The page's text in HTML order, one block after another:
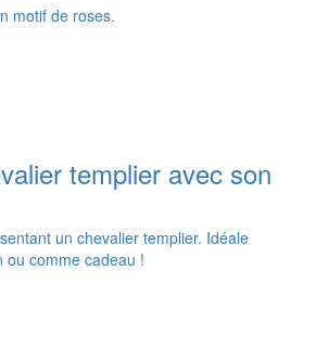
motif de roses.
templier avec son
un chevalier templier. Idéale
ou comme cadeau !